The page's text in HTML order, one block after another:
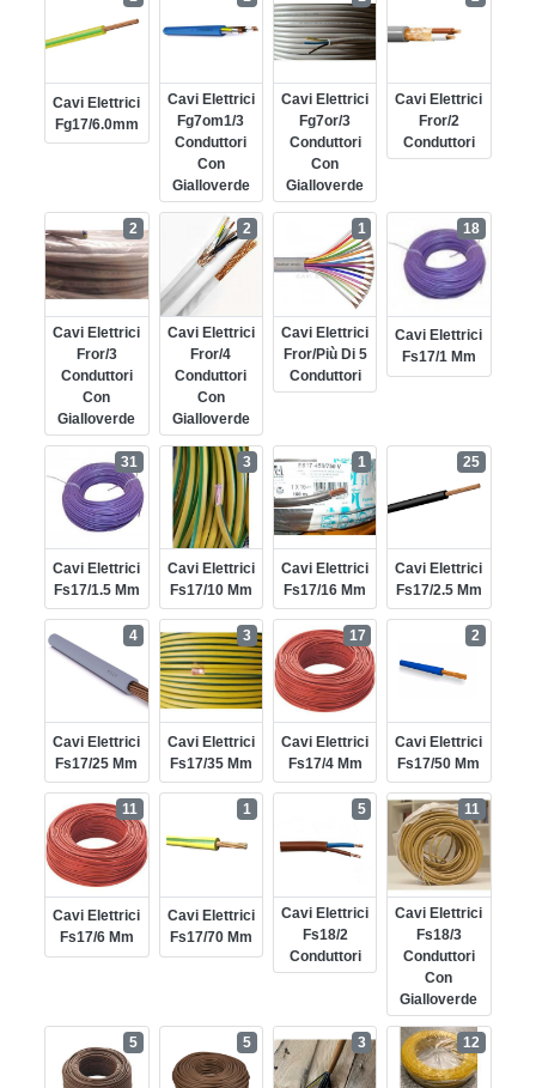
Cavi Elettrici
Fg17/6.0mm
Cavi Elettrici
Fg7om1/3
Conduttori
Con
Gialloverde
Cavi Elettrici
Fg7or/3
Conduttori
Con
Gialloverde
Cavi Elettrici
Fror/2
Conduttori
Cavi Elettrici
Fror/3
Conduttori
Con
Gialloverde
2
Cavi Elettrici
Fror/4
Conduttori
Con
Gialloverde
2
Cavi Elettrici
Fror/più Di 5
Conduttori
1
Cavi Elettrici
Fs17/1 Mm
18
Cavi Elettrici
Fs17/1.5 Mm
31
Cavi Elettrici
Fs17/10 Mm
3
Cavi Elettrici
Fs17/16 Mm
1
Cavi Elettrici
Fs17/2.5 Mm
25
Cavi Elettrici
Fs17/25 Mm
4
Cavi Elettrici
Fs17/35 Mm
3
Cavi Elettrici
Fs17/4 Mm
17
Cavi Elettrici
Fs17/50 Mm
2
Cavi Elettrici
Fs17/6 Mm
11
Cavi Elettrici
Fs17/70 Mm
1
Cavi Elettrici
Fs18/2
Conduttori
5
Cavi Elettrici
Fs18/3
Conduttori
Con
Gialloverde
11
5 5 3 12